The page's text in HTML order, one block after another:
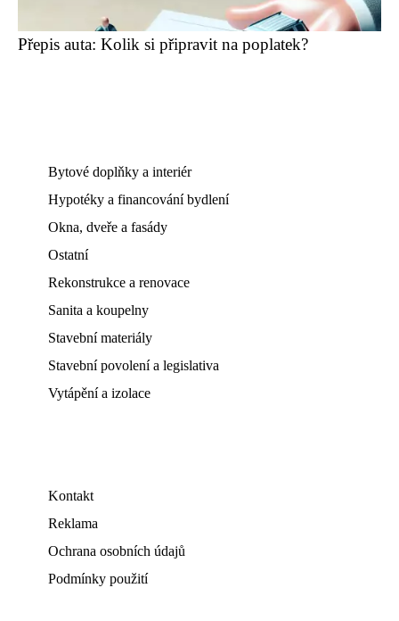
Přepis auta: Kolik si připravit na poplatek?
Bytové doplňky a interiér
Hypotéky a financování bydlení
Okna, dveře a fasády
Ostatní
Rekonstrukce a renovace
Sanita a koupelny
Stavební materiály
Stavební povolení a legislativa
Vytápění a izolace
Kontakt
Reklama
Ochrana osobních údajů
Podmínky použití